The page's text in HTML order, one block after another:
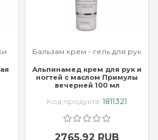
Бальзам крем - гель для рук
Альпинамед крем для рук и
ногтей с маслом Примулы
вечерней 100 мл
Код продукта: 1811321
2765.92 RUB